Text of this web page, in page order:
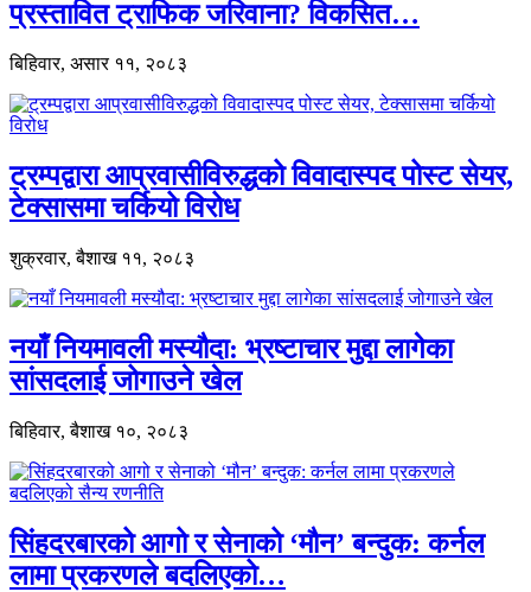
प्रस्तावित ट्राफिक जरिवाना? विकसित…
बिहिवार, असार ११, २०८३
ट्रम्पद्वारा आप्रवासीविरुद्धको विवादास्पद पोस्ट सेयर,
टेक्सासमा चर्कियो विरोध
शुक्रवार, बैशाख ११, २०८३
नयाँ नियमावली मस्यौदा: भ्रष्टाचार मुद्दा लागेका
सांसदलाई जोगाउने खेल
बिहिवार, बैशाख १०, २०८३
सिंहदरबारको आगो र सेनाको ‘मौन’ बन्दुक: कर्नल
लामा प्रकरणले बदलिएको…